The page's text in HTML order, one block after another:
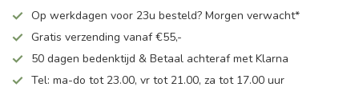
Op werkdagen voor 23u besteld? Morgen verwacht*
Gratis verzending vanaf €55,-
50 dagen bedenktijd & Betaal achteraf met Klarna
Tel: ma-do tot 23.00, vr tot 21.00, za tot 17.00 uur